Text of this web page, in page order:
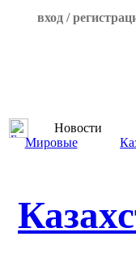
вход /
Новости
Мировые